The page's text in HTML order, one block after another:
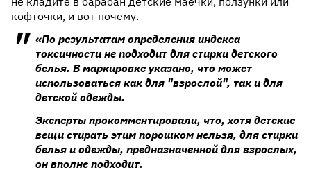
кофточки, и вот почему.
«По результатам определения индекса
токсичности не подходит для стирки детского
белья. В маркировке указано, что может
использоваться как для "взрослой", так и для
детской одежды.
Эксперты прокомментировали, что, хотя детские
вещи стирать этим порошком нельзя, для стирки
белья и одежды, предназначенной для взрослых,
он вполне подходит.